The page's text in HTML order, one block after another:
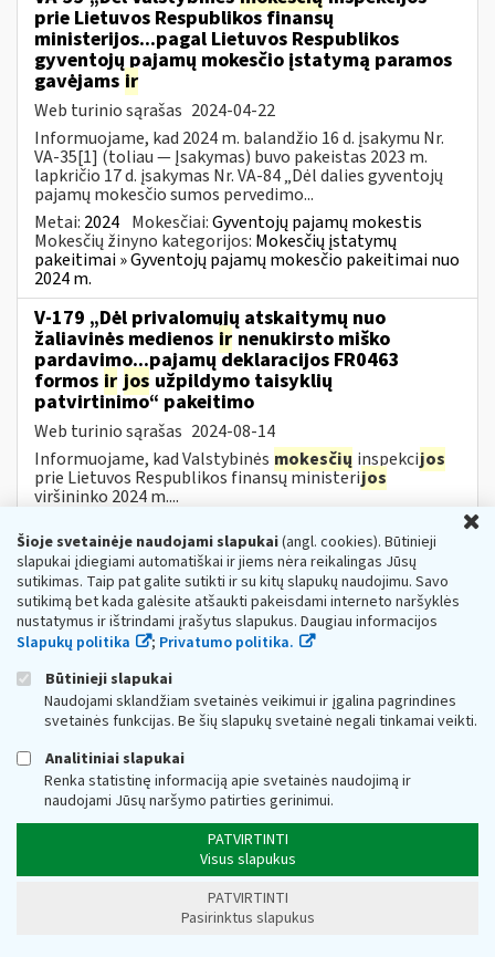
prie Lietuvos Respublikos finansų
ministerijos...pagal Lietuvos Respublikos
gyventojų pajamų mokesčio įstatymą paramos
gavėjams ir
Web turinio sąrašas 2024-04-22
Informuojame, kad 2024 m. balandžio 16 d. įsakymu Nr.
VA-35[1] (toliau — Įsakymas) buvo pakeistas 2023 m.
lapkričio 17 d. įsakymas Nr. VA-84 „Dėl dalies gyventojų
pajamų mokesčio sumos pervedimo...
Metai: 2024 Mokesčiai:Gyventojų pajamų mokestis
Mokesčių žinyno kategorijos: Mokesčių įstatymų
pakeitimai » Gyventojų pajamų mokesčio pakeitimai nuo
2024 m.
V-179 „Dėl privalomųjų atskaitymų nuo
žaliavinės medienos ir nenukirsto miško
pardavimo...pajamų deklaracijos FR0463
formos ir jos užpildymo taisyklių
patvirtinimo“ pakeitimo
Web turinio sąrašas 2024-08-14
Informuojame, kad Valstybinės mokesčių inspekcijos
prie Lietuvos Respublikos finansų ministerijos
viršininko 2024 m....
įstatymų pakeitimai » Miškų įstatymo pakeitimai nuo
2024 m.
Projektas „Plėtoti elektroninių dokumentų
ekosistemą“
Web turinio sąrašas 2024-01-11
Projekto tikslas Įgalinti verslą keistis informacija ir
duomenimis su partneriais, viešosiomis institucijomis ir
fiziniais asmenimis automatizuotu būdu, taip skatinant
verslo procesų skaitmeninimą,...
Metai:2024
113 tūkst. pajamų nedeklaravusių gyventojų —
VMI priminimai per EDS
2024-05-08
Valstybinėmokesčiųinspekcija (VMI) informuoja, kad
gyventojams, kurie turėjo, tačiau nepateikė pajamų
deklaracijos, pradėjo siųsti priminimus. Pirmieji jų
Šioje svetainėje naudojami slapukai(angl. cookies). Būtinieji
slapukai įdiegiami automatiškai ir jiems nėra reikalingas Jūsų
sutikimas. Taip pat galite sutikti ir su kitų slapukų naudojimu. Savo
sutikimą bet kada galėsite atšaukti pakeisdami interneto naršyklės
nustatymus ir ištrindami įrašytus slapukus. Daugiau informacijos
Slapukų politika
; Privatumo politika.
Būtinieji slapukai
Naudojami sklandžiam svetainės veikimui ir įgalina pagrindines
svetainės funkcijas. Be šių slapukų svetainė negali tinkamai veikti.
Analitiniai slapukai
Renka statistinę informaciją apie svetainės naudojimą ir
naudojami Jūsų naršymo patirties gerinimui.
PATVIRTINTI
Visus slapukus
PATVIRTINTI
Pasirinktus slapukus